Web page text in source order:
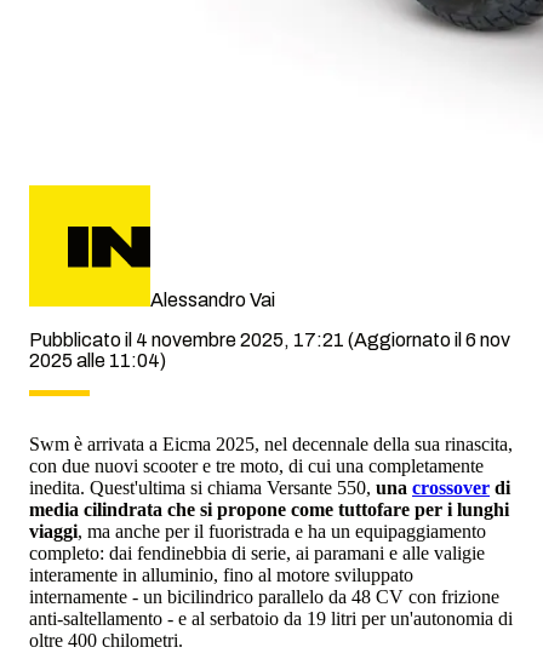
Alessandro Vai
Pubblicato il 4 novembre 2025, 17:21 (Aggiornato il 6 nov
2025 alle 11:04)
Swm è arrivata a Eicma 2025, nel decennale della sua rinascita,
con due nuovi scooter e tre moto, di cui una completamente
inedita. Quest'ultima si chiama Versante 550, una crossover di
media cilindrata che si propone come tuttofare per i lunghi
viaggi, ma anche per il fuoristrada e ha un equipaggiamento
completo: dai fendinebbia di serie, ai paramani e alle valigie
interamente in alluminio, fino al motore sviluppato
internamente - un bicilindrico parallelo da 48 CV con frizione
anti-saltellamento - e al serbatoio da 19 litri per un'autonomia di
oltre 400 chilometri.